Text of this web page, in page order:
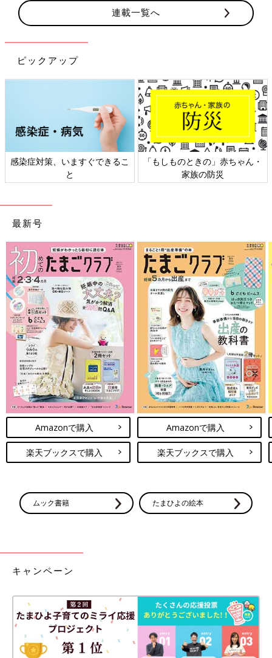
連載一覧へ
ピックアップ
感染症対策、いますぐできるこ
と
「もしものときの」赤ちゃん・
家族の防災
最新号
Amazonで購入
楽天ブックスで購入
Amazonで購入
楽天ブックスで購入
ムック書籍 たまひよの絵本
キャンペーン